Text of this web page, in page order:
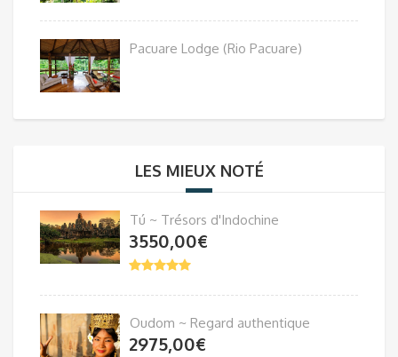
Pacuare Lodge (Rio Pacuare)
LES MIEUX NOTÉ
Tú ~ Trésors d'Indochine
3550,00€
Oudom ~ Regard authentique
2975,00€